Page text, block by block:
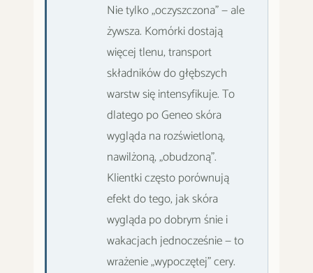
Nie tylko „oczyszczona" — ale
żywsza. Komórki dostają
więcej tlenu, transport
składników do głębszych
warstw się intensyfikuje. To
dlatego po Geneo skóra
wygląda na rozświetloną,
nawilżoną, „obudzoną".
Klientki często porównują
efekt do tego, jak skóra
wygląda po dobrym śnie i
wakacjach jednocześnie — to
wrażenie „wypoczętej" cery.